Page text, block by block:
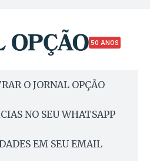
50 ANOS
O JORNAL OPÇÃO
NO SEU WHATSAPP
EM SEU EMAIL